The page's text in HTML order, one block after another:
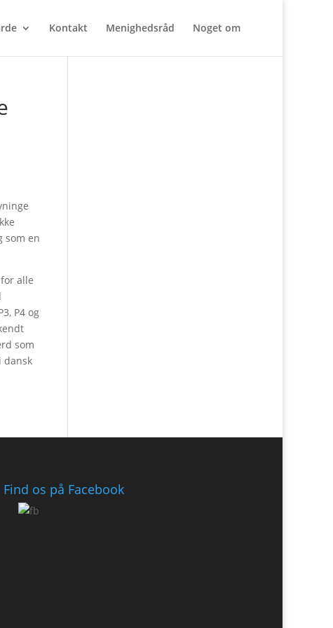
Kontakt Menighedsråd Noget om
som en
alle
P4 og
som
dansk
Find os på Facebook